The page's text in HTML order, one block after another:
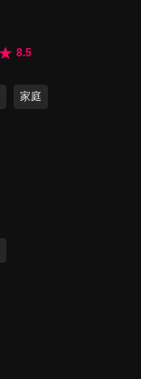
8.5
家庭